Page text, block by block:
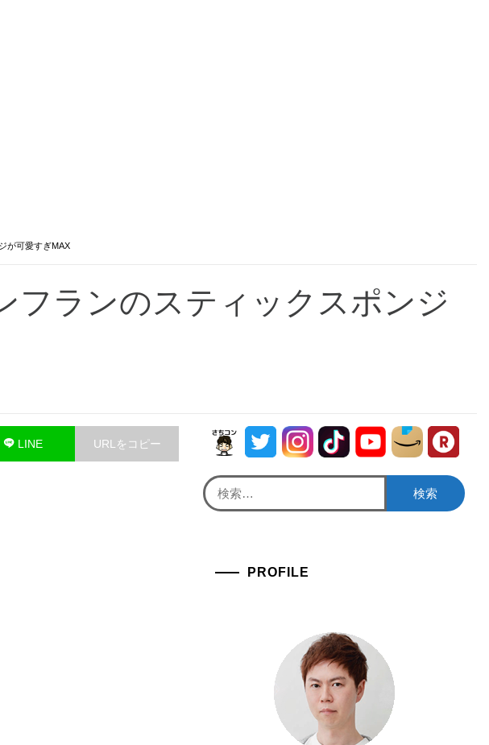
が可愛すぎMAX
フランのスティックスポンジ
LINE URLをコピー
検
索:
PROFILE